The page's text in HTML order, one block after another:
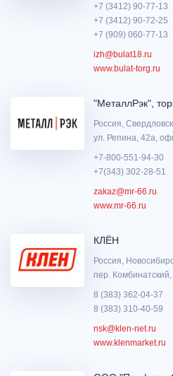
+7 (3412) 90-77-13
+7 (3412) 90-72-25
+7 (909) 060-77-13
izh@bulat18.ru
www.bulat-torg.ru
"МеталлРэк",
Россия,
ул. Репина, 42а,
+7-800-551-94-30
+7(343) 302-28-51
zakaz@mr-66.ru
www.mr-66.ru
КЛЁН
Россия,
пер. Комбинатский,
8 (383) 362-04-37
8 (383) 310-40-59
nsk@klen-net.ru
www.klenmarket.ru